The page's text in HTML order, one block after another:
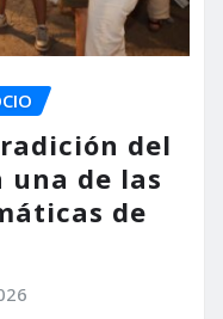
del
de las
de